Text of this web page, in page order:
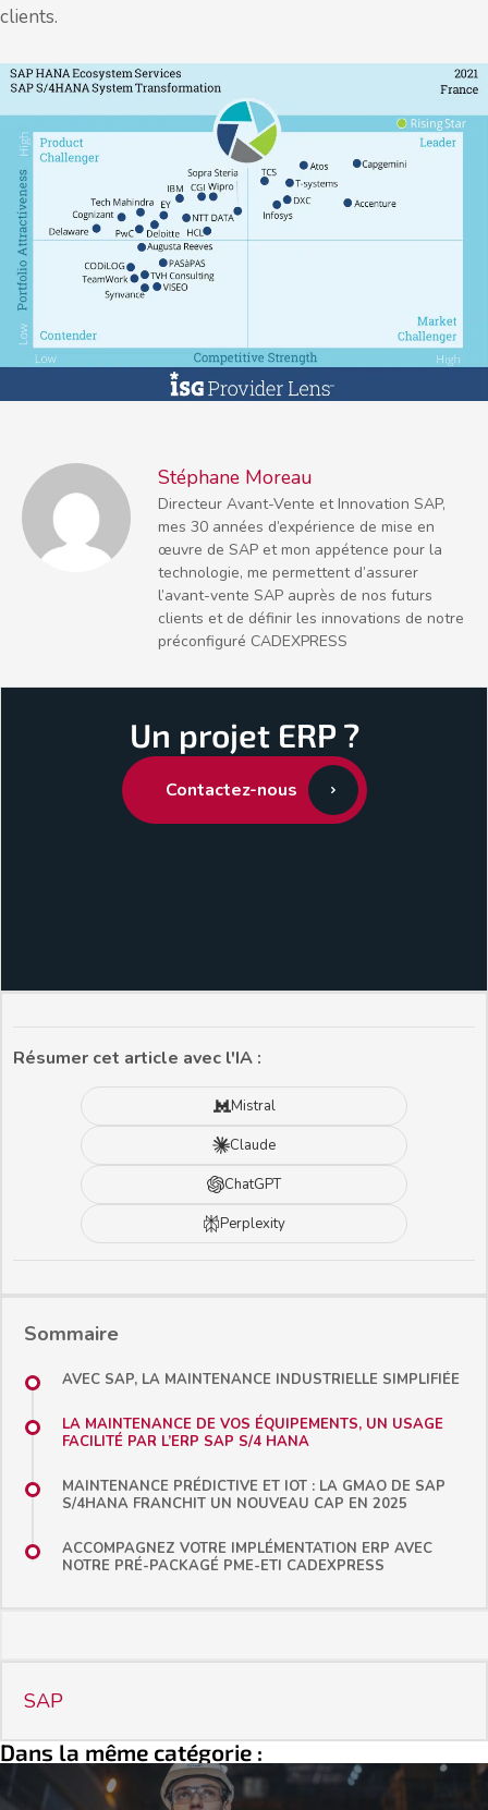
clients.
Stéphane Moreau
Directeur Avant-Vente et Innovation SAP,
mes 30 années d’expérience de mise en
œuvre de SAP et mon appétence pour la
technologie, me permettent d’assurer
l’avant-vente SAP auprès de nos futurs
clients et de définir les innovations de notre
préconfiguré CADEXPRESS
Un projet ERP ?
Contactez-nous
Résumer cet article avec l'IA :
Mistral
Claude
ChatGPT
Perplexity
Sommaire
AVEC SAP, LA MAINTENANCE INDUSTRIELLE SIMPLIFIÉE
LA MAINTENANCE DE VOS ÉQUIPEMENTS, UN USAGE
FACILITÉ PAR L’ERP SAP S/4 HANA
MAINTENANCE PRÉDICTIVE ET IOT : LA GMAO DE SAP
S/4HANA FRANCHIT UN NOUVEAU CAP EN 2025
ACCOMPAGNEZ VOTRE IMPLÉMENTATION ERP AVEC
NOTRE PRÉ-PACKAGÉ PME-ETI CADEXPRESS
SAP
Dans la même catégorie :